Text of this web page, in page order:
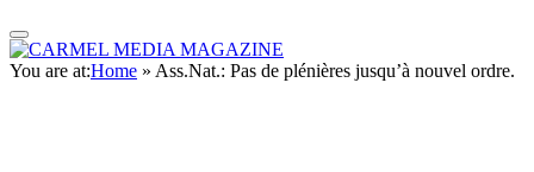
You are at:Home » Ass.Nat.: Pas de plénières jusqu’à nouvel ordre.